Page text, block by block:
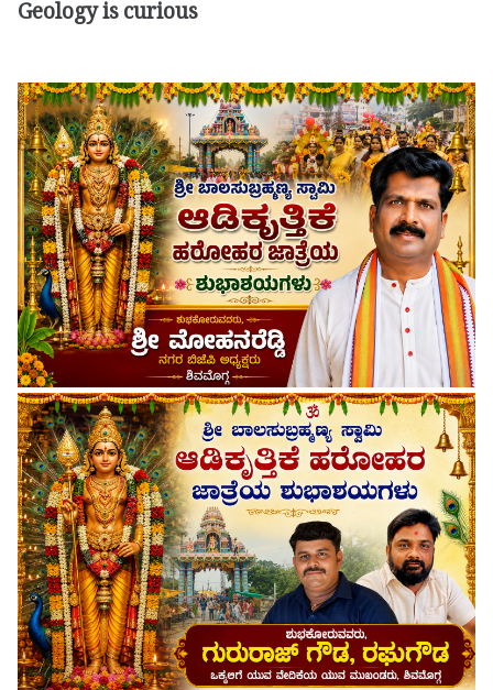
Geology is curious